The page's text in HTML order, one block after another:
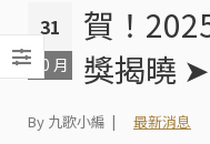
31
10 月
賀！
獎揭曉
By 九歌小編 最新消息